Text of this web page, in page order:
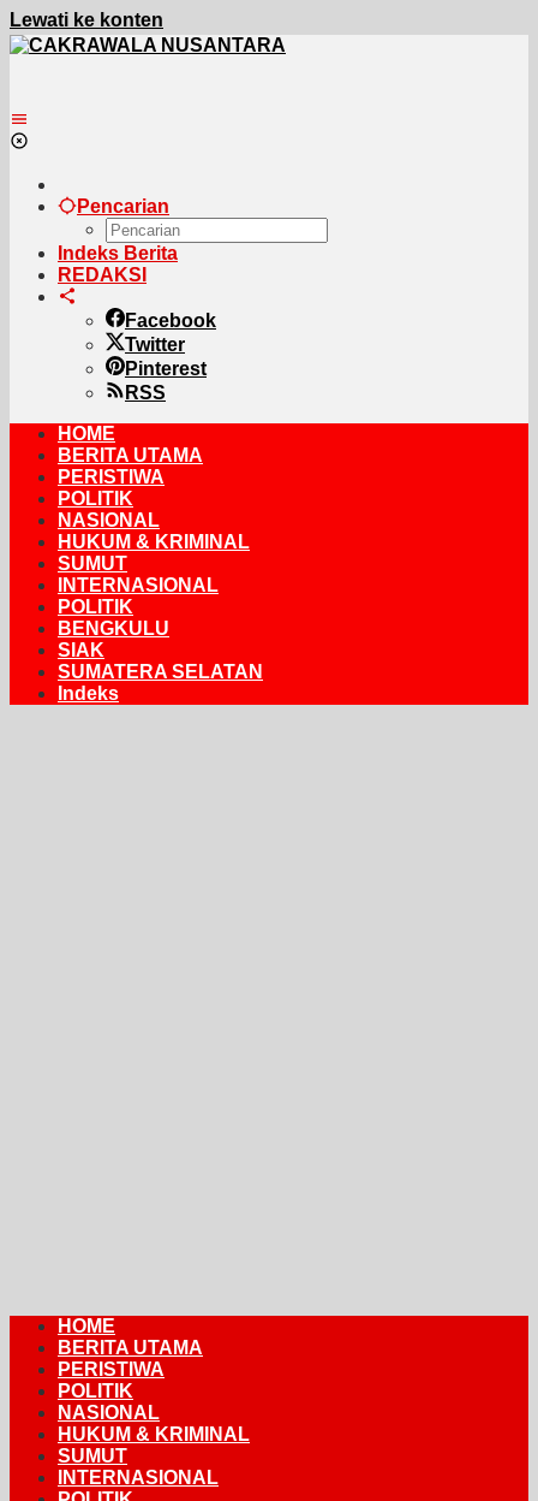
Lewati ke konten
Pencarian
Indeks Berita
REDAKSI
Facebook
Twitter
Pinterest
RSS
HOME
BERITA UTAMA
PERISTIWA
POLITIK
NASIONAL
HUKUM & KRIMINAL
SUMUT
INTERNASIONAL
POLITIK
BENGKULU
SIAK
SUMATERA SELATAN
Indeks
HOME
BERITA UTAMA
PERISTIWA
POLITIK
NASIONAL
HUKUM & KRIMINAL
SUMUT
INTERNASIONAL